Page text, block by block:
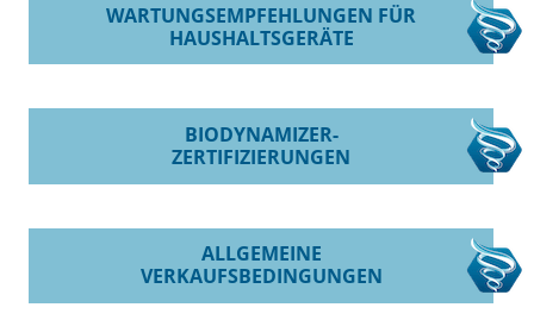
WARTUNGSEMPFEHLUNGEN FÜR
HAUSHALTSGERÄTE
BIODYNAMIZER-
ZERTIFIZIERUNGEN
ALLGEMEINE
VERKAUFSBEDINGUNGEN